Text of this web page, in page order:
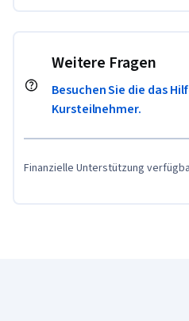
Weitere Fragen
Besuchen Sie die das
Kursteilnehmer.
Finanzielle Unterstützung